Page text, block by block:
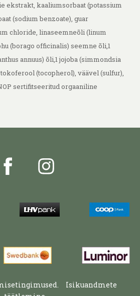
ekstrakt, kaaliumsorbaat (potassium
(sodium benzoate), guar
chloride, linaseemneõli (linum
(borago officinalis) seemne õli,1
annuus) õli,1 jojoba (simmondsia
(tocopherol), väävel (sulfur),
sertifitseeritud orgaaniline
Isikuandmete